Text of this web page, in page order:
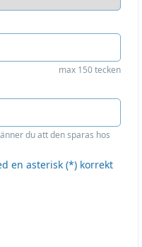
max 150 tecken
du att den sparas hos
en asterisk (*) korrekt